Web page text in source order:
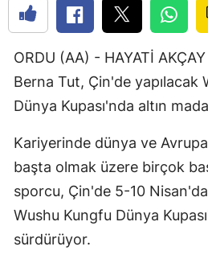
ORDU (AA) - HAYATİ
Berna Tut, Çin'de yapılacak
Dünya Kupası'nda altın
Kariyerinde dünya ve
başta olmak üzere birçok
sporcu, Çin'de 5-10
Wushu Kungfu Dünya
sürdürüyor.